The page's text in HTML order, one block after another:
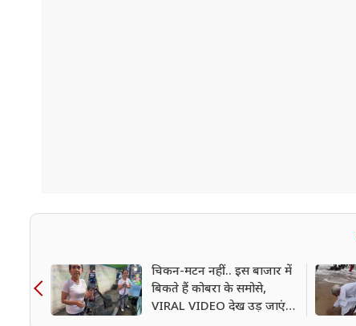
चिकन-मटन नहीं... इस बाजार में
बिकते हैं कोबरा के समोसे,
VIRAL VIDEO देख उड़ जाएंगे